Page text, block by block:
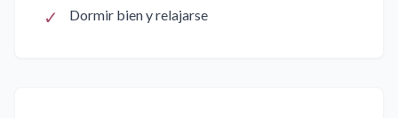
✓ Dormir bien y relajarse